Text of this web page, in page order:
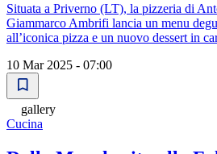
Situata a Priverno (LT), la pizzeria di
Giammarco Ambrifi lancia un menu
all’iconica pizza e un nuovo dessert in
10 Mar 2025 - 07:00
gallery
Cucina